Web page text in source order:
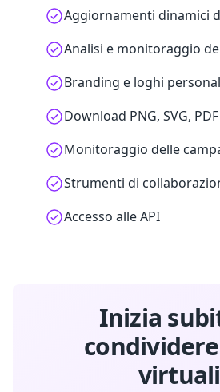
Aggiornamenti dinamici
Analisi e monitoraggio
Branding e loghi
Download PNG, SVG, PDF
Monitoraggio delle
Strumenti di
Accesso alle API
Inizia
virtuali